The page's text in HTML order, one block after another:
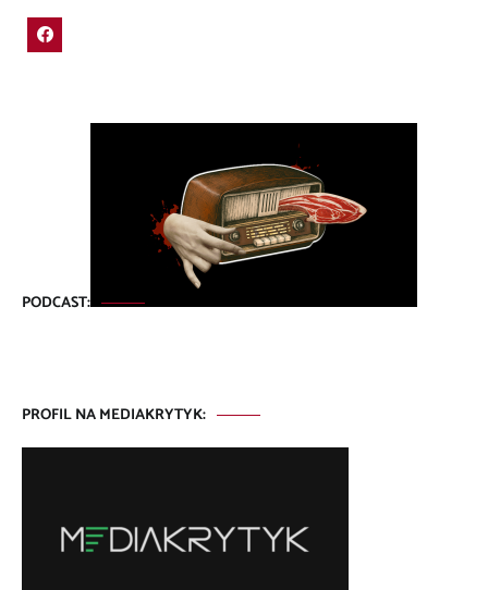
PODCAST:
PROFIL NA MEDIAKRYTYK: